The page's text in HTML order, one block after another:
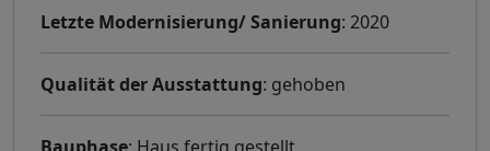
Letzte Modernisierung/ Sanierung: 2020
Qualität der Ausstattung: gehoben